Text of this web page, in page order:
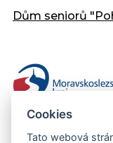
Dům seniorů
Cookies
Tato webová